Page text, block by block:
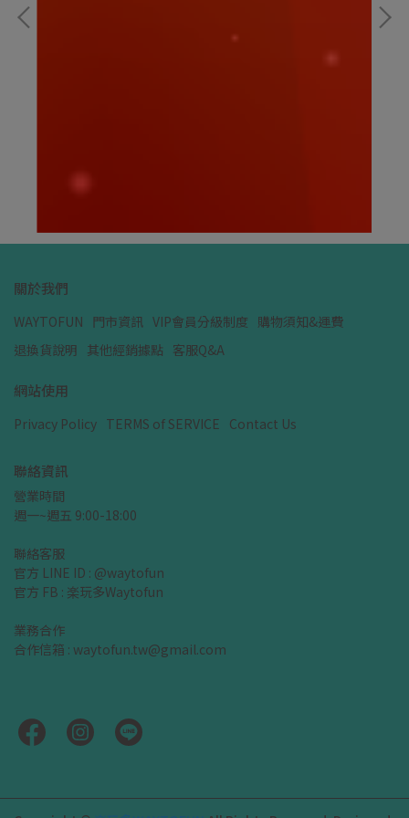
關於我們
WAYTOFUN 門市資訊 VIP會員分級制度 購物須知&運費
退換貨說明 其他經銷據點 客服Q&A
網站使用
Privacy Policy TERMS of SERVICE Contact Us
聯絡資訊
營業時間
週一~週五 9:00-18:00
聯絡客服
官方 LINE ID : @waytofun
官方 FB : 楽玩多Waytofun
業務合作
合作信箱 : waytofun.tw@gmail.com